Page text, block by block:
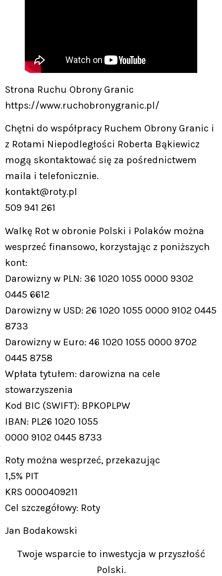
Strona Ruchu Obrony Granic
https://www.ruchobronygranic.pl/
Chętni do współpracy Ruchem Obrony Granic i
z Rotami Niepodległości Roberta Bąkiewicz
mogą skontaktować się za pośrednictwem
maila i telefonicznie.
kontakt@roty.pl
509 941 261
Walkę Rot w obronie Polski i Polaków można
wesprzeć finansowo, korzystając z poniższych
kont:
Darowizny w PLN: 36 1020 1055 0000 9302
0445 6612
Darowizny w USD: 26 1020 1055 0000 9102 0445
8733
Darowizny w Euro: 46 1020 1055 0000 9702
0445 8758
Wpłata tytułem: darowizna na cele
stowarzyszenia
Kod BIC (SWIFT): BPKOPLPW
IBAN: PL26 1020 1055
0000 9102 0445 8733
Roty można wesprzeć, przekazując
1,5% PIT
KRS 0000409211
Cel szczegółowy: Roty
Jan Bodakowski
Twoje wsparcie to inwestycja w przyszłość
Polski.